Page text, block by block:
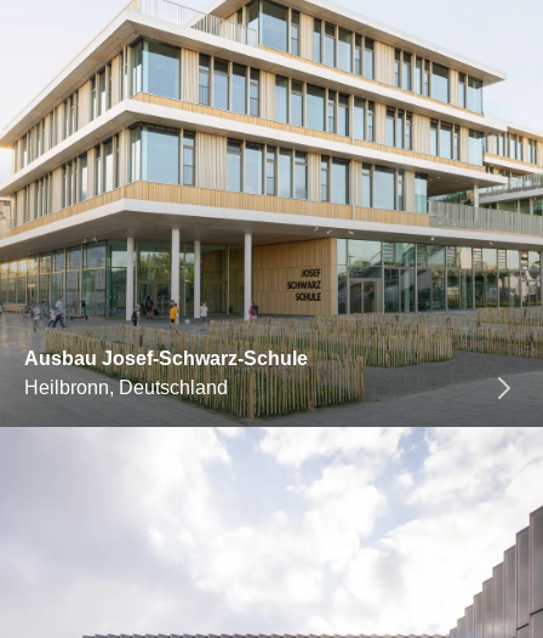
Ausbau Josef-Schwarz-Schule
Heilbronn, Deutschland